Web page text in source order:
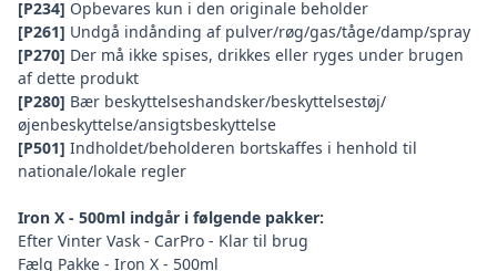
[P234] Opbevares kun i den originale beholder
[P261] Undgå indånding af pulver/røg/gas/tåge/damp/spray
[P270] Der må ikke spises, drikkes eller ryges under brugen
af dette produkt
[P280] Bær beskyttelseshandsker/beskyttelsestøj/
øjenbeskyttelse/ansigtsbeskyttelse
[P501] Indholdet/beholderen bortskaffes i henhold til
nationale/lokale regler
Iron X - 500ml indgår i følgende pakker:
Efter Vinter Vask - CarPro - Klar til brug
Fælg Pakke - Iron X - 500ml